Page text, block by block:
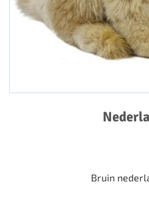
Bruin